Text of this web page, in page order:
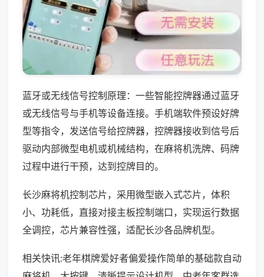
蓝牙或无线信号控制原理：一些智能控牌器通过蓝牙
或无线信号与手机等设备连接。手机端软件预设好牌
型等指令，发送信号给控牌器，控牌器接收到信号后
驱动内部微型电机或机械结构，在麻将机洗牌、码牌
过程中进行干预，达到控牌目的。
长沙麻将机控制芯片，采用微型嵌入式芯片，体积
小、功耗低，直接对接主板控制端口，实现运行数据
全调控，芯片兼容性强，适配长沙各品牌机型。
相关快讯:老年棋牌爱好者偏爱操作简单的基础款自动